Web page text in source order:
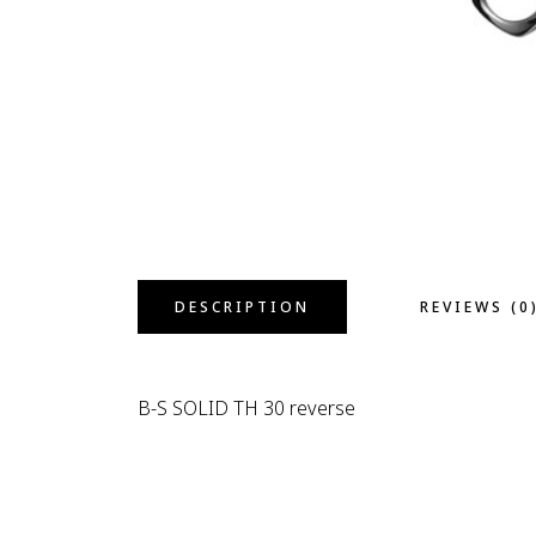
DESCRIPTION REVIEWS
B-S SOLID TH 30 reverse